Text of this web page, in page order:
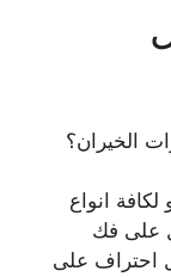
الخيران؟
انواع
على فك
احتراف على